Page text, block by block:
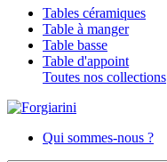
Tables céramiques
Table à manger
Table basse
Table d'appoint
Toutes nos collections
Qui sommes-nous ?